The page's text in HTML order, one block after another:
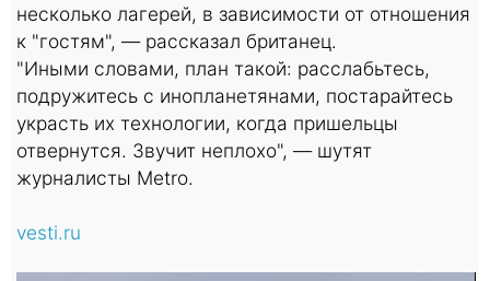
несколько лагерей, в зависимости от отношения
к "гостям", — рассказал британец.
"Иными словами, план такой: расслабьтесь,
подружитесь с инопланетянами, постарайтесь
украсть их технологии, когда пришельцы
отвернутся. Звучит неплохо", — шутят
журналисты Metro.
vesti.ru